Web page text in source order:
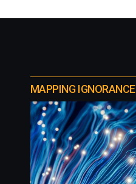
MAPPING IGNORANCE